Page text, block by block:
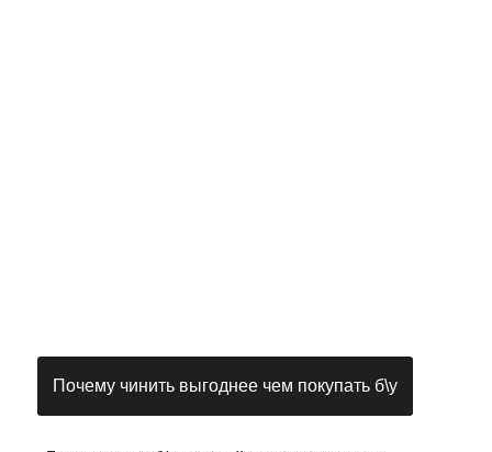
Почему чинить выгоднее чем покупать б\у